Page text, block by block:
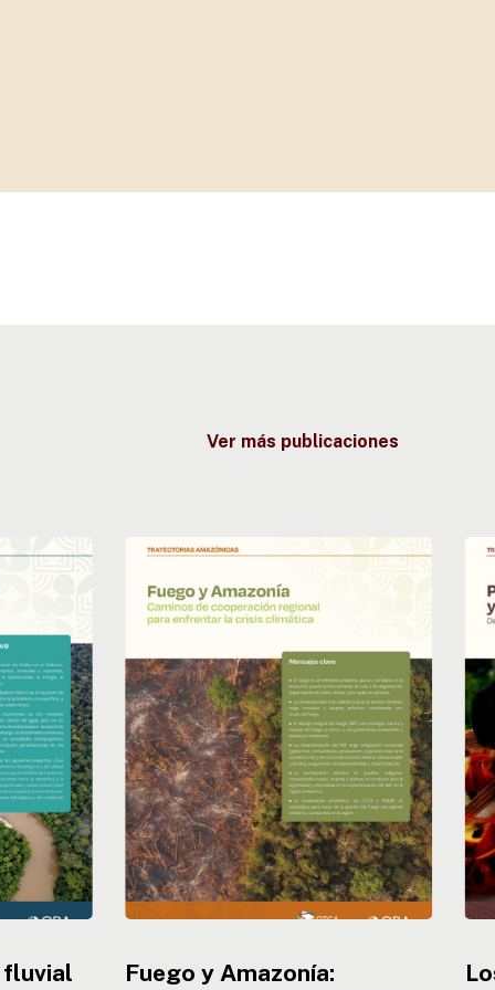
Ver más publicaciones
fluvial
Fuego
Amazonía:
Caminos
cooperación
regional
para
enfrentar
la
crisis
climática
Fuego y Amazonía:
Los
y